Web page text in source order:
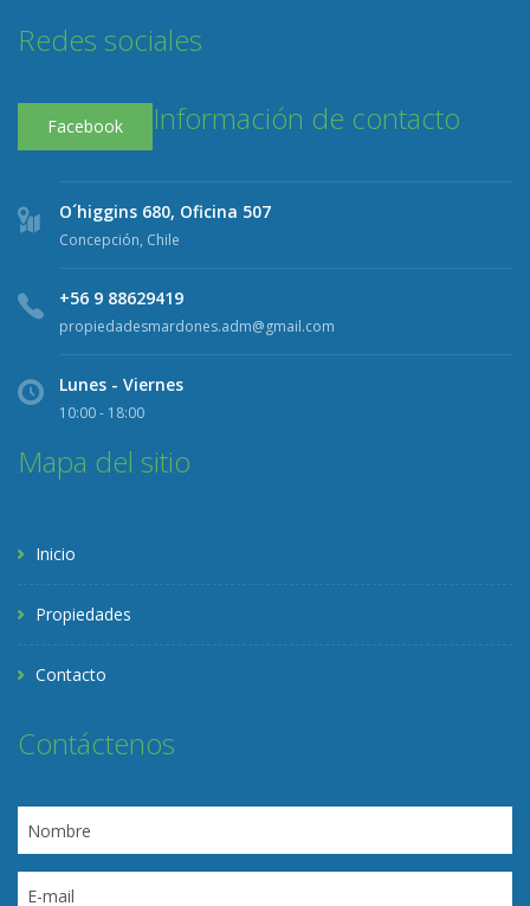
Redes sociales
Facebook Información de contacto
O´higgins 680, Oficina 507
Concepción, Chile
+56 9 88629419
propiedadesmardones.adm@gmail.com
Lunes - Viernes
10:00 - 18:00
Mapa del sitio
Inicio
Propiedades
Contacto
Contáctenos